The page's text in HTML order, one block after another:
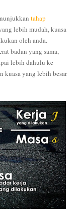
tahap
lebih mudah, kuasa
oleh anda.
badan yang sama,
lebih dahulu ke
kuasa yang lebih besar